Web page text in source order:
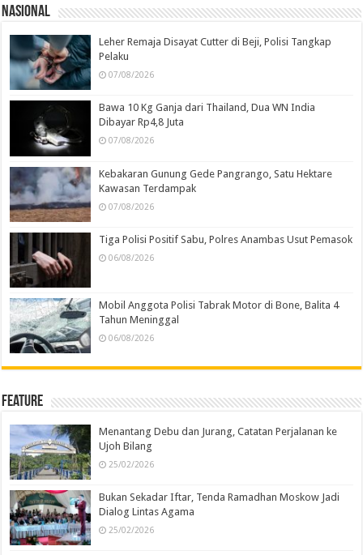
Nasional
Leher Remaja Disayat Cutter di Beji, Polisi Tangkap
Pelaku
07/08/2026
Bawa 10 Kg Ganja dari Thailand, Dua WN India
Dibayar Rp4,8 Juta
07/08/2026
Kebakaran Gunung Gede Pangrango, Satu Hektare
Kawasan Terdampak
07/08/2026
Tiga Polisi Positif Sabu, Polres Anambas Usut Pemasok
06/08/2026
Mobil Anggota Polisi Tabrak Motor di Bone, Balita 4
Tahun Meninggal
06/08/2026
Feature
Menantang Debu dan Jurang, Catatan Perjalanan ke
Ujoh Bilang
25/02/2026
Bukan Sekadar Iftar, Tenda Ramadhan Moskow Jadi
Dialog Lintas Agama
25/02/2026